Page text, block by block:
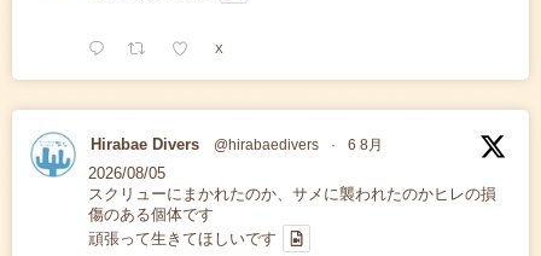
X
Hirabae Divers @hirabaedivers · 6 8月
2026/08/05
スクリューにまかれたのか、サメに襲われたのかヒレの損
傷のある個体です
頑張って生きてほしいです